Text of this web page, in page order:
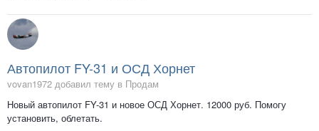
Автопилот FY-31 и ОСД Хорнет
vovan1972 добавил тему в Продам
Новый автопилот FY-31 и новое ОСД Хорнет. 12000 руб. Помогу
установить, облетать.